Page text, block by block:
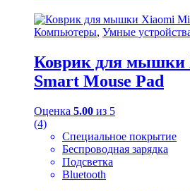
Компьютеры, Умные
Коврик для мышки
Smart Mouse Pad
Оценка 5.00 из 5
(4)
Специальное покрытие
Беспроводная зарядка
Подсветка
Bluetooth